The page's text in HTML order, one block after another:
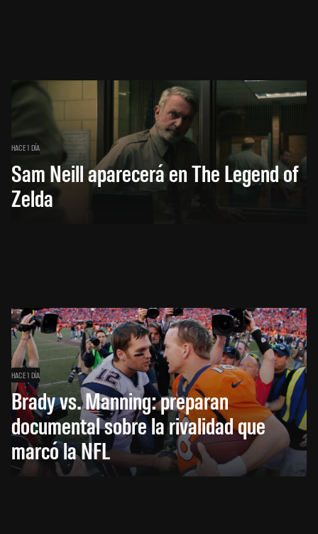
HACE 1 DÍA
Sam Neill aparecerá en The Legend of
Zelda
HACE 1 DÍA
Brady vs. Manning: preparan
documental sobre la rivalidad que
marcó la NFL